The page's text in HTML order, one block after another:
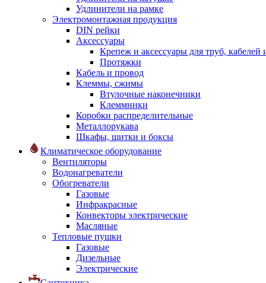
Удлинители на рамке
Электромонтажная продукция
DIN рейки
Аксессуары
Крепеж и аксессуары для труб, кабелей
Протяжки
Кабель и провод
Клеммы, сжимы
Втулочные наконечники
Клеммники
Коробки распределительные
Металлорукава
Шкафы, щитки и боксы
Климатическое оборудование
Вентиляторы
Водонагреватели
Обогреватели
Газовые
Инфракрасные
Конвекторы электрические
Масляные
Тепловые пушки
Газовые
Дизельные
Электрические